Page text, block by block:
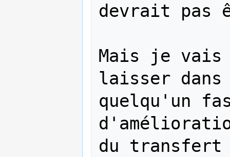
devrait pas
Mais je vais
laisser dans
quelqu'un
du transfert